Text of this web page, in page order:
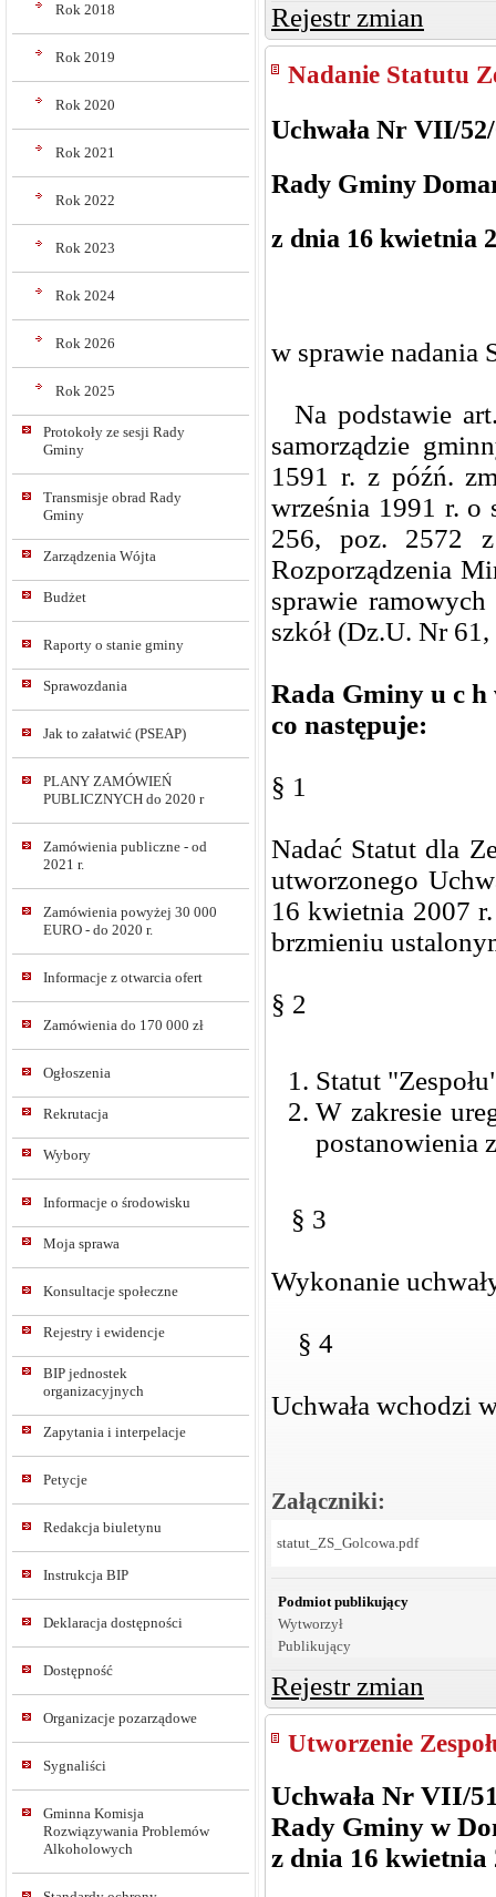
Rok 2018
Rok 2019
Rok 2020
Rok 2021
Rok 2022
Rok 2023
Rok 2024
Rok 2026
Rok 2025
Protokoły ze sesji Rady
Gminy
Transmisje obrad Rady
Gminy
Zarządzenia Wójta
Budżet
Raporty o stanie gminy
Sprawozdania
Jak to załatwić (PSEAP)
PLANY ZAMÓWIEŃ
PUBLICZNYCH do 2020 r
Zamówienia publiczne - od
2021 r.
Zamówienia powyżej 30 000
EURO - do 2020 r.
Informacje z otwarcia ofert
Zamówienia do 170 000 zł
Ogłoszenia
Rekrutacja
Wybory
Informacje o środowisku
Moja sprawa
Konsultacje społeczne
Rejestry i ewidencje
BIP jednostek
organizacyjnych
Zapytania i interpelacje
Petycje
Redakcja biuletynu
Instrukcja BIP
Deklaracja dostępności
Dostępność
Organizacje pozarządowe
Sygnaliści
Gminna Komisja
Rozwiązywania Problemów
Alkoholowych
Rejestr zmian
Nadanie Statutu
Uchwała Nr VII/
Rady Gminy
z dnia 16 kwietnia
w sprawie nadania
Na podstawie
samorządzie
1591 r. z późń.
września 1991 r.
256, poz.
Rozporządzenia
sprawie
szkół (Dz.U. Nr
Rada Gminy u c h
co następuje:
§ 1
Nadać Statut dla
utworzonego
16 kwietnia 2007
brzmieniu
§ 2
Statut
W zakresie
postanowienia
§ 3
Wykonanie
§ 4
Uchwała wchodzi
Załączniki:
statut_ZS_Golcowa.pdf
Podmiot publikujący
Wytworzył
Publikujący
Rejestr zmian
Utworzenie
Uchwała Nr VII/
Rady Gminy w
z dnia 16 kwietnia